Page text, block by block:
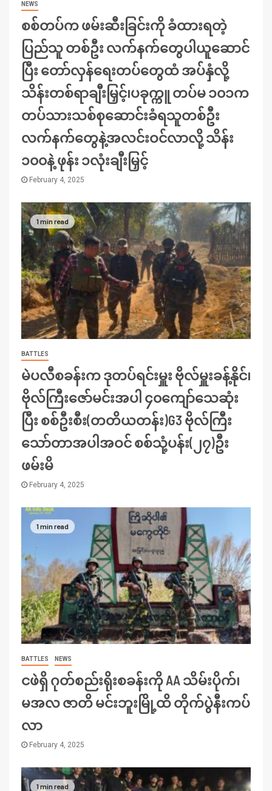
NEWS
စစ်တပ်က ဖမ်းဆီးခြင်းကို ခံထားရတဲ့
ပြည်သူ တစ်ဦး လက်နက်တွေပါယူဆောင်
ပြီး တော်လှန်ရေးတပ်တွေထံ အပ်နှံလို့
သိန်းတစ်ရာချီးမြှင့်၊ပခုက္ကူ တပ်မ ၁၀၁က
တပ်သားသစ်စုဆောင်းခံရသူတစ်ဦး
လက်နက်တွေနဲ့အလင်းဝင်လာလို့ သိန်း
၁၀၀နဲ့ ဖုန်း ၁လုံးချီးမြှင့်
February 4, 2025
1 min read
BATTLES
မဲပလီစခန်းက ဒုတပ်ရင်းမှူး ဗိုလ်မှူးခန့်နိုင်၊
ဗိုလ်ကြီးဇော်မင်းအပါ ၄၀ကျော်သေဆုံး
ပြီး စစ်ဦးစီး(တတိယတန်း)G3 ဗိုလ်ကြီး
သော်တာအပါအဝင် စစ်သုံ့ပန်း(၂၇)ဦး
ဖမ်းမိ
February 4, 2025
1 min read
BATTLES NEWS
ငဖဲရှိ ဂုတ်စည်းရိုးစခန်းကို AA သိမ်းပိုက်၊
မအလ ဇာတိ မင်းဘူးမြို့ထိ တိုက်ပွဲနီးကပ်
လာ
February 4, 2025
1 min read